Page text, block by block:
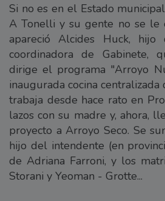
Si no es en el Estado
A Tonelli y su gente no se le
apareció Alcides Huck, hijo
coordinadora de Gabinete,
dirige el programa "Arroyo
inaugurada cocina centralizada
trabaja desde hace rato en
lazos con su madre y, ahora,
proyecto a Arroyo Seco. Se
hijo del intendente (en
de Adriana Farroni, y los
Storani y Yeoman - Grotte...